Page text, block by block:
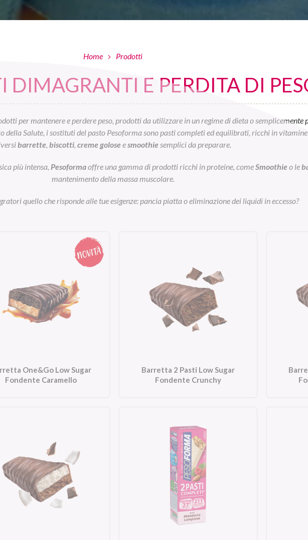
Home Prodotti
DIMAGRANTI E PERDITA DI
per mantenere e perdere peso, prodotti da utilizzare in un regime di dieta o
della Salute, i sostituti del pasto Pesoforma sono pasti completi ed equilibrati, ricchi in
barrette biscotti creme golose e smoothie semplici da preparare.
più intensa, Pesoformaoffre una gamma di prodotti ricchi in proteine, come Smoothie o le
mantenimento della massa muscolare.
quello che risponde alle tue esigenze: pancia piatta o eliminazione dei liquidi in eccesso?
One&Go Low Sugar
Fondente Caramello
Barretta 2 Pasti Low Sugar
Fondente Crunchy